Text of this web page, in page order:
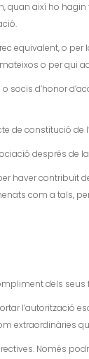
quan així ho
equivalent, o
o per qui
socis d’honor
de constitució de
després de
haver contribuït
com a tals,
dels seus
l’autorització
extraordinàries
Només